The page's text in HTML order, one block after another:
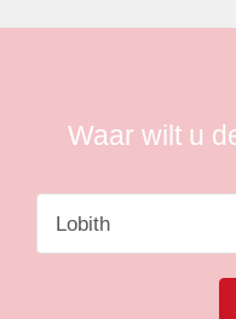
Waar wilt u